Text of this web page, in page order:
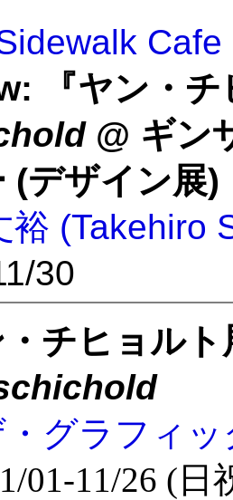
Cafe
『ヤン・
@ ギン
(デザイン展)
裕 (Takehiro
30
・チヒョル
グラフィ
01-11/26 (日